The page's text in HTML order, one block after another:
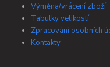
Výměna/vrácení zboží
Tabulky velikostí
Zpracování osobních
Kontakty